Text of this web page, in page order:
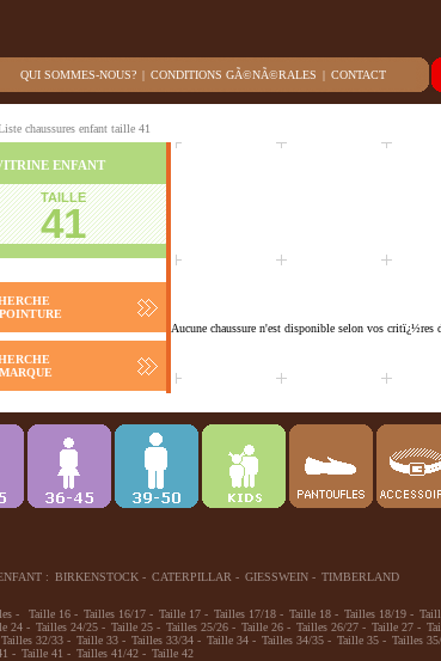
QUI SOMMES-NOUS? | CONDITIONS GÃ©NÃ©RALES | CONTACT
chaussures enfant taille 41
ENFANT
TAILLE
41
Aucune chaussure n'est disponible selon vos critï¿½res
: BIRKENSTOCK - CATERPILLAR - GIESSWEIN - TIMBERLAND
- Taille 16 - Tailles 16/17 - Taille 17 - Tailles 17/18 - Taille 18 - Tailles 18/19 -
24 - Tailles 24/25 - Taille 25 - Tailles 25/26 - Taille 26 - Tailles 26/27 - Taille 27 -
Tailles 32/33 - Taille 33 - Tailles 33/34 - Taille 34 - Tailles 34/35 - Taille 35 - Tailles
- Taille 41 - Tailles 41/42 - Taille 42